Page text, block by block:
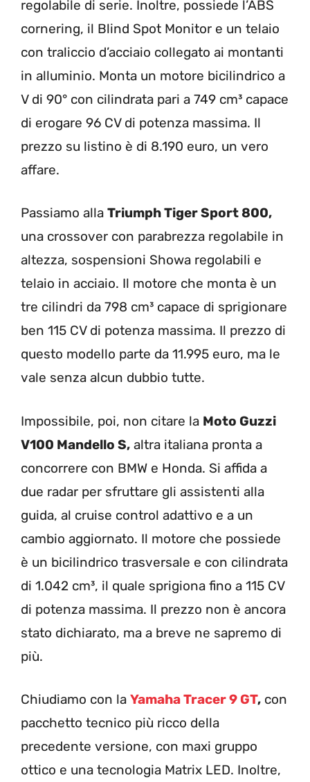
regolabile di serie. Inoltre, possiede l’ABS
cornering, il Blind Spot Monitor e un telaio
con traliccio d’acciaio collegato ai montanti
in alluminio. Monta un motore bicilindrico a
V di 90° con cilindrata pari a 749 cm³ capace
di erogare 96 CV di potenza massima. Il
prezzo su listino è di 8.190 euro, un vero
affare.
Passiamo alla Triumph Tiger Sport 800,
una crossover con parabrezza regolabile in
altezza, sospensioni Showa regolabili e
telaio in acciaio. Il motore che monta è un
tre cilindri da 798 cm³ capace di sprigionare
ben 115 CV di potenza massima. Il prezzo di
questo modello parte da 11.995 euro, ma le
vale senza alcun dubbio tutte.
Impossibile, poi, non citare la Moto Guzzi
V100 Mandello S, altra italiana pronta a
concorrere con BMW e Honda. Si affida a
due radar per sfruttare gli assistenti alla
guida, al cruise control adattivo e a un
cambio aggiornato. Il motore che possiede
è un bicilindrico trasversale e con cilindrata
di 1.042 cm³, il quale sprigiona fino a 115 CV
di potenza massima. Il prezzo non è ancora
stato dichiarato, ma a breve ne sapremo di
più.
Chiudiamo con la Yamaha Tracer 9 GT, con
pacchetto tecnico più ricco della
precedente versione, con maxi gruppo
ottico e una tecnologia Matrix LED. Inoltre,